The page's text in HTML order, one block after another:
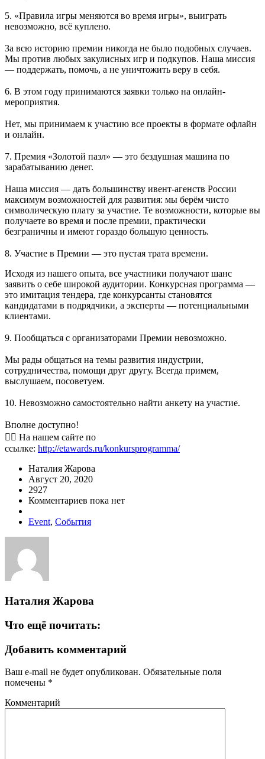
5. «Правила игры меняются во время игры», выиграть
невозможно, всё куплено.
За всю историю премии никогда не было подобных случаев.
Мы против любых закулисных игр и подкупов. Наша миссия
— поддержать, помочь, а не уничтожить веру в себя.
6. В этом году принимаются заявки только на онлайн-
мероприятия.
Нет, мы принимаем к участию все проекты в формате офлайн
и онлайн.
7. Премия «Золотой пазл» — это бездушная машина по
зарабатыванию денег.
Наша миссия — дать большинству ивент-агенств России
максимум возможностей для развития: мы берём чисто
символическую плату за участие. Те возможности, которые вы
получаете во время и после премии, практически
безграничны и имеют гораздо большую ценность.
8. Участие в Премии — это пустая трата времени.
Исходя из нашего опыта, все участники получают шанс
заявить о себе широкой аудитории. Конкурсная программа —
это имитация тендера, где конкурсанты становятся
кандидатами в подрядчики, а эксперты — потенциальными
клиентами.
9. Пообщаться с организаторами Премии невозможно.
Мы рады общаться на темы развития индустрии,
сотрудничества, помощи друг другу. Всегда примем,
выслушаем, посоветуем.
10. Невозможно самостоятельно найти анкету на участие.
Вполне доступно!
👉🏻 На нашем сайте по
ссылке: http://etawards.ru/konkursprogramma/
Наталия Жарова
Август 20, 2020
2927
Комментариев пока нет
Event, События
Наталия Жарова
Что ещё почитать:
Добавить комментарий
Ваш e-mail не будет опубликован. Обязательные поля
помечены *
Комментарий